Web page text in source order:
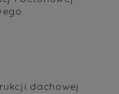
dachowej